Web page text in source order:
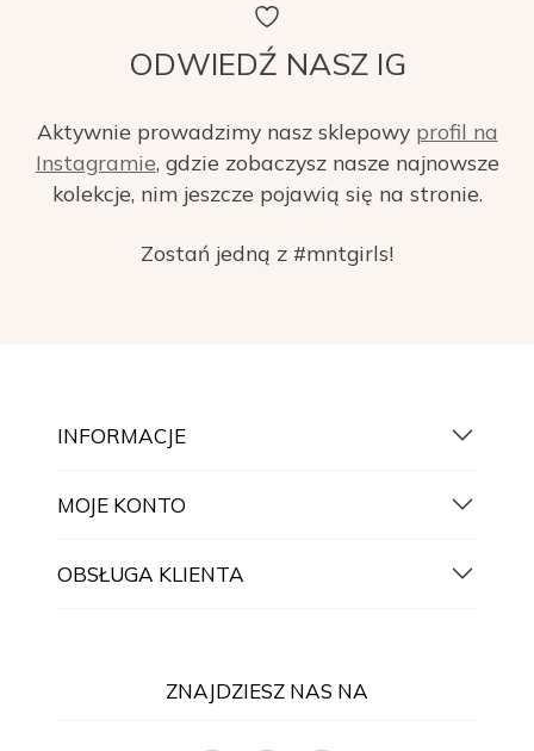
ODWIEDŹ NASZ IG
Aktywnie prowadzimy nasz sklepowy profil na
Instagramie, gdzie zobaczysz nasze najnowsze
kolekcje, nim jeszcze pojawią się na stronie.
Zostań jedną z #mntgirls!
INFORMACJE
MOJE KONTO
OBSŁUGA KLIENTA
ZNAJDZIESZ NAS NA